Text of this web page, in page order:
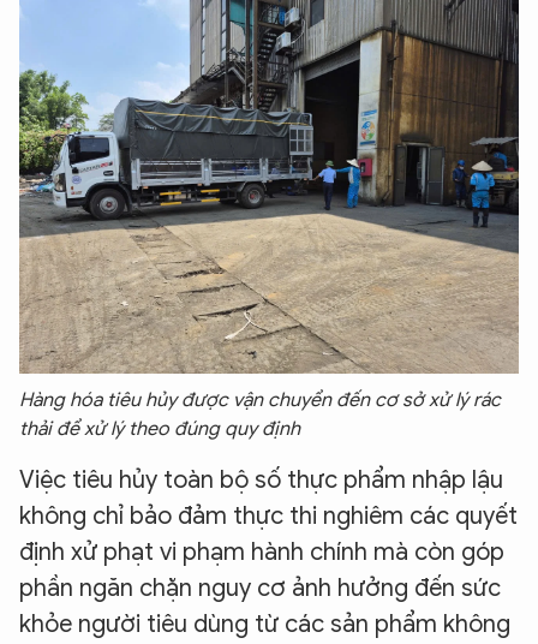
Hàng hóa tiêu hủy được vận chuyển đến cơ sở xử lý rác
thải để xử lý theo đúng quy định
Việc tiêu hủy toàn bộ số thực phẩm nhập lậu
không chỉ bảo đảm thực thi nghiêm các quyết
định xử phạt vi phạm hành chính mà còn góp
phần ngăn chặn nguy cơ ảnh hưởng đến sức
khỏe người tiêu dùng từ các sản phẩm không